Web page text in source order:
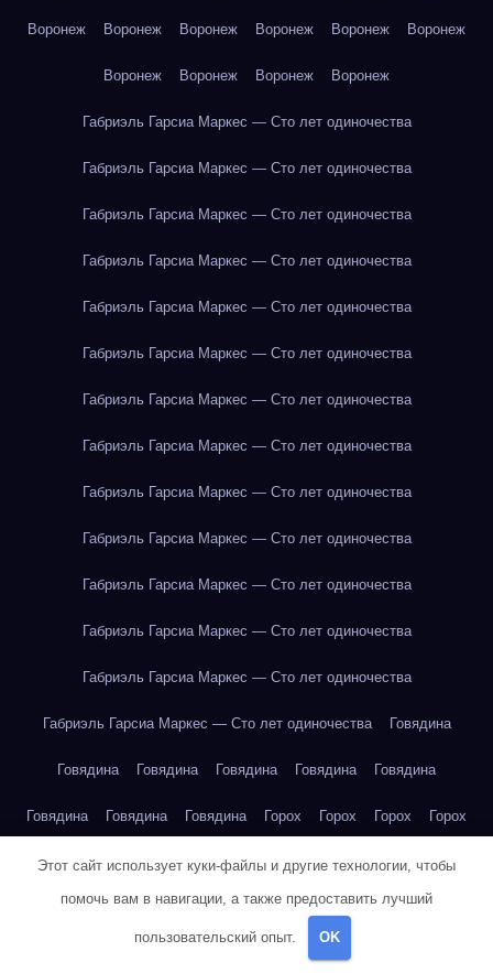
Воронеж Воронеж Воронеж Воронеж Воронеж Воронеж
Воронеж Воронеж Воронеж Воронеж
Габриэль Гарсиа Маркес — Сто лет одиночества
Габриэль Гарсиа Маркес — Сто лет одиночества
Габриэль Гарсиа Маркес — Сто лет одиночества
Габриэль Гарсиа Маркес — Сто лет одиночества
Габриэль Гарсиа Маркес — Сто лет одиночества
Габриэль Гарсиа Маркес — Сто лет одиночества
Габриэль Гарсиа Маркес — Сто лет одиночества
Габриэль Гарсиа Маркес — Сто лет одиночества
Габриэль Гарсиа Маркес — Сто лет одиночества
Габриэль Гарсиа Маркес — Сто лет одиночества
Габриэль Гарсиа Маркес — Сто лет одиночества
Габриэль Гарсиа Маркес — Сто лет одиночества
Габриэль Гарсиа Маркес — Сто лет одиночества
Габриэль Гарсиа Маркес — Сто лет одиночества Говядина
Говядина Говядина Говядина Говядина Говядина
Говядина Говядина Говядина Горох Горох Горох Горох
Горох Горох Горох Горох Горох Горох Горох Горох
Горох Груша Груша Груша Груша Груша Груша
Груша Груша
Этот сайт использует куки-файлы и другие технологии, чтобы
помочь вам в навигации, а также предоставить лучший
пользовательский опыт. OK